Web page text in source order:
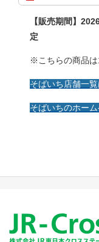
【販売期間】
定
※こちらの商品は
そばいち店舗一
そばいちのホー